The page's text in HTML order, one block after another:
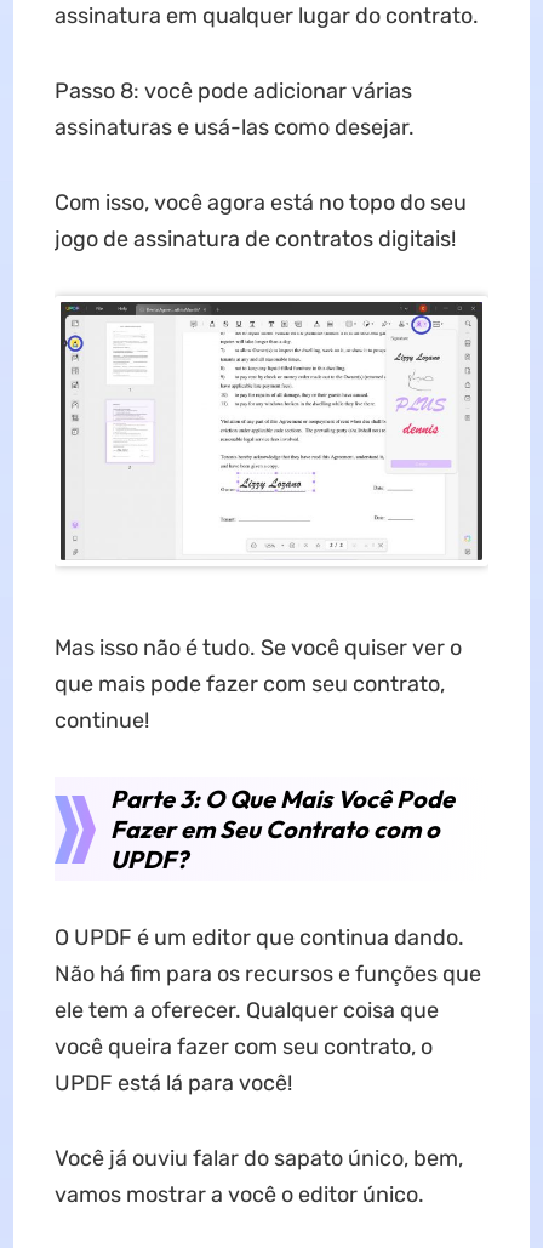
assinatura em qualquer lugar do contrato.
Passo 8: você pode adicionar várias
assinaturas e usá-las como desejar.
Com isso, você agora está no topo do seu
jogo de assinatura de contratos digitais!
Mas isso não é tudo. Se você quiser ver o
que mais pode fazer com seu contrato,
continue!
Parte 3: O Que Mais Você Pode
Fazer em Seu Contrato com o
UPDF?
O UPDF é um editor que continua dando.
Não há fim para os recursos e funções que
ele tem a oferecer. Qualquer coisa que
você queira fazer com seu contrato, o
UPDF está lá para você!
Você já ouviu falar do sapato único, bem,
vamos mostrar a você o editor único.